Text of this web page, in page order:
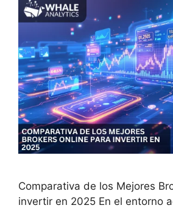
Comparativa de los Mejores
invertir en 2025 En el entorno